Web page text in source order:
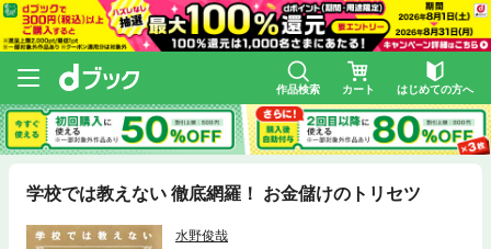
作品検索 カート はじめての方へ
学校では教えない 徹底網羅！ お金儲けのトリセツ
水野俊哉